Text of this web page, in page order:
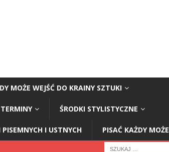
MOŻE WEJŚĆ DO KRAINY SZTUKI
ŚRODKI STYLISTYCZNE
I USTNYCH PISAĆ KAŻDY MOŻE